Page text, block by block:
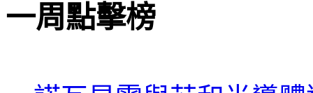
一周點擊榜